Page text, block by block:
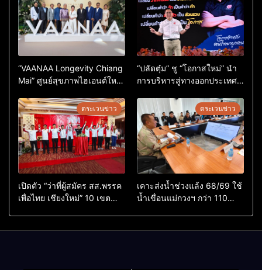
“VAANAA Longevity Chiang
Mai” ศูนย์สุขภาพไฮเอนต์ใหญ่
“ปลัดตุ๋ม” ชู “โอกาสใหม่” นำ
การบริหารสู่ทางออกประเทศ
ตระเวนข่าว
เปิดตัว “ว่าที่ผู้สมัคร สส.พรรค
เพื่อไทย เชียงใหม่” 10 เขต
ตระเวนข่าว
เคาะส่งน้ำช่วงแล้ง 68/69 ใช้
น้ำเขื่อนแม่กวงฯ กว่า 110